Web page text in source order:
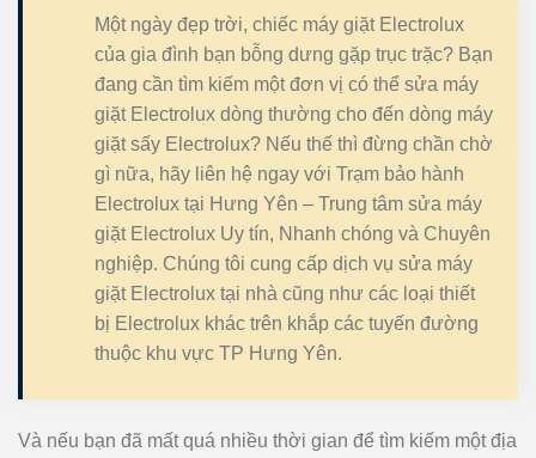
Một ngày đẹp trời, chiếc máy giặt Electrolux
của gia đình bạn bỗng dưng gặp trục trặc? Bạn
đang cần tìm kiếm một đơn vị có thể sửa máy
giặt Electrolux dòng thường cho đến dòng máy
giặt sấy Electrolux? Nếu thế thì đừng chần chờ
gì nữa, hãy liên hệ ngay với Trạm bảo hành
Electrolux tại Hưng Yên – Trung tâm sửa máy
giặt Electrolux Uy tín, Nhanh chóng và Chuyên
nghiệp. Chúng tôi cung cấp dịch vụ sửa máy
giặt Electrolux tại nhà cũng như các loại thiết
bị Electrolux khác trên khắp các tuyến đường
thuộc khu vực TP Hưng Yên.
Và nếu bạn đã mất quá nhiều thời gian để tìm kiếm một địa